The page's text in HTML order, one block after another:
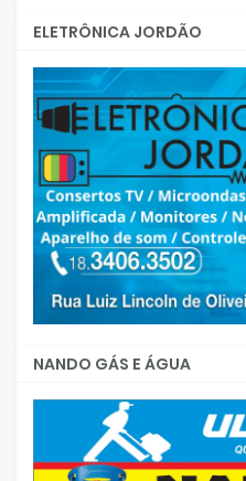
ELETRÔNICA JORDÃO
NANDO GÁS E ÁGUA